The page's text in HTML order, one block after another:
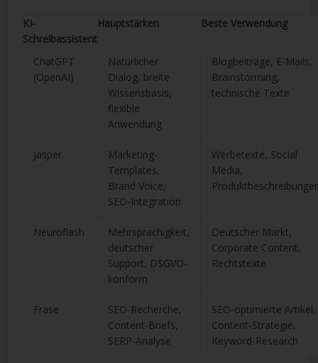
KI-
Schreibassistent
Hauptstärken Beste Verwendung
ChatGPT
(OpenAI)
Natürlicher
Dialog, breite
Wissensbasis,
flexible
Anwendung
Blogbeiträge, E-Mails,
Brainstorming,
technische Texte
Jasper
Marketing-
Templates,
Brand Voice,
SEO-Integration
Werbetexte, Social
Media,
Neuroflash
Mehrsprachigkeit,
deutscher
Support, DSGVO-
konform
Deutscher Markt,
Corporate Content,
Rechtstexte
Frase
SEO-Recherche,
Content-Briefs,
SERP-Analyse
SEO-optimierte Artikel,
Content-Strategie,
Keyword-Research